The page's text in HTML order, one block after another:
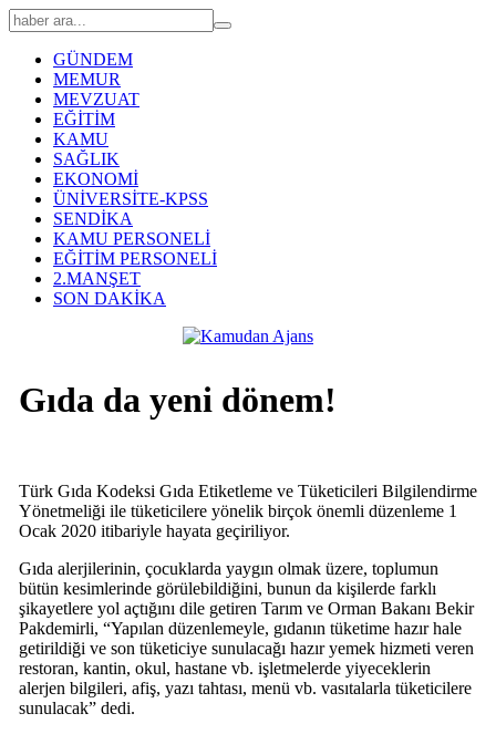
GÜNDEM
MEMUR
MEVZUAT
EĞİTİM
KAMU
SAĞLIK
EKONOMİ
ÜNİVERSİTE-KPSS
SENDİKA
KAMU PERSONELİ
EĞİTİM PERSONELİ
2.MANŞET
SON DAKİKA
Gıda da yeni dönem!
Türk Gıda Kodeksi Gıda Etiketleme ve Tüketicileri Bilgilendirme
Yönetmeliği ile tüketicilere yönelik birçok önemli düzenleme 1
Ocak 2020 itibariyle hayata geçiriliyor.
Gıda alerjilerinin, çocuklarda yaygın olmak üzere, toplumun
bütün kesimlerinde görülebildiğini, bunun da kişilerde farklı
şikayetlere yol açtığını dile getiren Tarım ve Orman Bakanı Bekir
Pakdemirli, “Yapılan düzenlemeyle, gıdanın tüketime hazır hale
getirildiği ve son tüketiciye sunulacağı hazır yemek hizmeti veren
restoran, kantin, okul, hastane vb. işletmelerde yiyeceklerin
alerjen bilgileri, afiş, yazı tahtası, menü vb. vasıtalarla tüketicilere
sunulacak” dedi.